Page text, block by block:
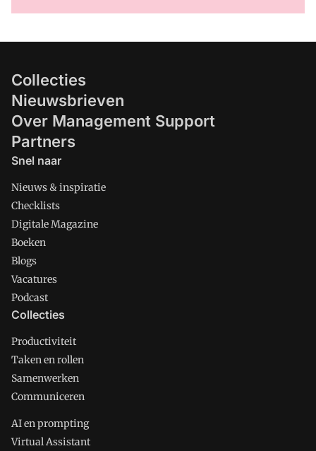
Collecties
Nieuwsbrieven
Over Management Support
Partners
Snel naar
Nieuws & inspiratie
Checklists
Digitale Magazine
Boeken
Blogs
Vacatures
Podcast
Collecties
Productiviteit
Taken en rollen
Samenwerken
Communiceren
AI en prompting
Virtual Assistant